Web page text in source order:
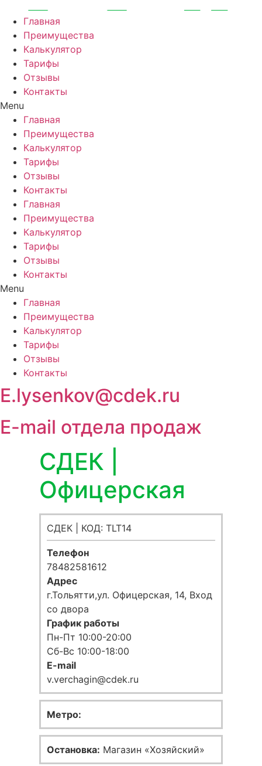
Перейти
содержимому
Главная
Преимущества
Калькулятор
Тарифы
Отзывы
Контакты
Menu
Главная
Преимущества
Калькулятор
Тарифы
Отзывы
Контакты
Главная
Преимущества
Калькулятор
Тарифы
Отзывы
Контакты
Menu
Главная
Преимущества
Калькулятор
Тарифы
Отзывы
Контакты
E.lysenkov@cdek.ru
E-mail отдела продаж
СДЕК |
Офицерская
СДЕК | КОД: TLT14
Телефон
78482581612
Адрес
г.Тольятти,ул. Офицерская, 14, Вход
со двора
График работы
Пн-Пт 10:00-20:00
Сб-Вс 10:00-18:00
E-mail
v.verchagin@cdek.ru
Метро:
Остановка: Магазин «Хозяйский»